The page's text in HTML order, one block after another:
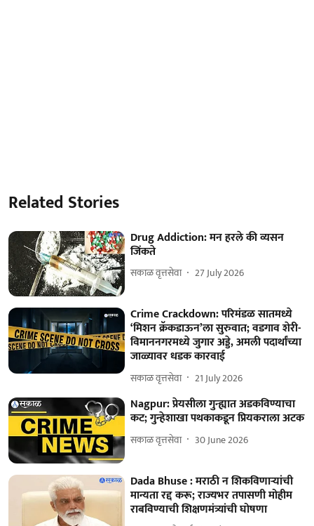
Related Stories
Drug Addiction: मन हरले की व्यसन
जिंकते
सकाळ वृत्तसेवा 27 July 2026
Crime Crackdown: परिमंडळ सातमध्ये
‘मिशन क्रॅकडाऊन’ला सुरुवात; वडगाव शेरी-
विमाननगरमध्ये जुगार अड्डे, अमली पदार्थांच्या
जाळ्यावर धडक कारवाई
सकाळ वृत्तसेवा 21 July 2026
Nagpur: प्रेयसीला गुन्ह्यात अडकविण्याचा
कट; गुन्हेशाखा पथकाकडून प्रियकराला अटक
सकाळ वृत्तसेवा 30 June 2026
Dada Bhuse : मराठी न शिकविणाऱ्यांची
मान्यता रद्द करू; राज्यभर तपासणी मोहीम
राबविण्याची शिक्षणमंत्र्यांची घोषणा